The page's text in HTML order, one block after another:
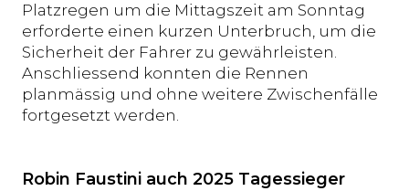
Platzregen um die Mittagszeit am Sonntag
erforderte einen kurzen Unterbruch, um die
Sicherheit der Fahrer zu gewährleisten.
Anschliessend konnten die Rennen
planmässig und ohne weitere Zwischenfälle
fortgesetzt werden.
Robin Faustini auch 2025 Tagessieger